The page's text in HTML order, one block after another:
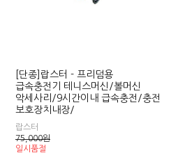
[단종]랍스터 - 프리덤용
급속충전기 테니스머신/볼머신
악세사리/9시간이내 급속충전/충전
보호장치내장/
랍스터
75,000원
일시품절